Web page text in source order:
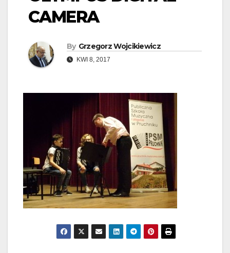
CAMERA
By Grzegorz Wojcikiewicz
KWI 8, 2017